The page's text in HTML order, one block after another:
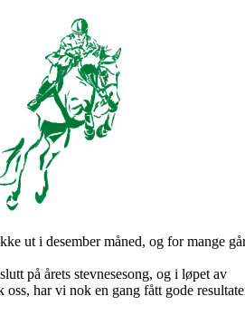
ut i desember måned, og for mange
på årets stevnesesong, og i løpet av
oss, har vi nok en gang fått gode